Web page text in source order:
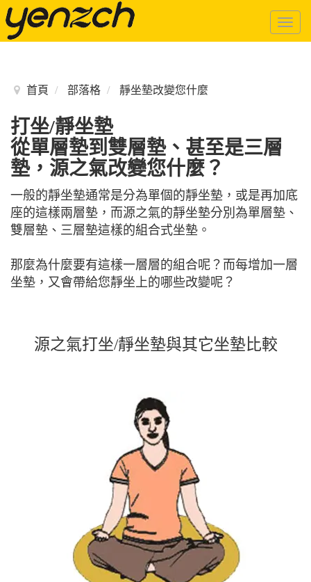
首頁 部落格 靜坐墊改變您什麼
打坐/靜坐墊
從單層墊到雙層墊、甚至是三層
墊，源之氣改變您什麼？
一般的靜坐墊通常是分為單個的靜坐墊，或是再加底
座的這樣兩層墊，而源之氣的靜坐墊分別為單層墊、
雙層墊、三層墊這樣的組合式坐墊。
那麼為什麼要有這樣一層層的組合呢？而每增加一層
坐墊，又會帶給您靜坐上的哪些改變呢？
源之氣打坐/靜坐墊與其它坐墊比較